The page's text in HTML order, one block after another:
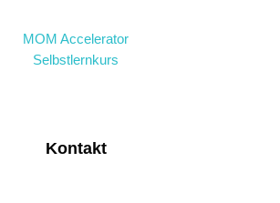
MOM Accelerator
Selbstlernkurs
Kontakt